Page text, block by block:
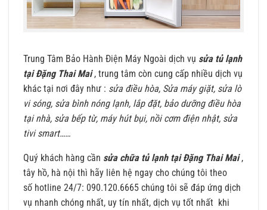
Trung Tâm Bảo Hành Điện Máy Ngoài dịch vụ sửa tủ lạnh
tại Đặng Thai Mai, trung tâm còn cung cấp nhiều dịch vụ
khác tại nơi đây như : sửa điều hòa, Sửa máy giặt, sửa lò
vi sóng, sửa bình nóng lạnh, lắp đặt, bảo dưỡng điều hòa
tại nhà, sửa bếp từ, máy hút bụi, nồi cơm điện nhật, sửa
tivi smart……
Quý khách hàng cần sửa chữa tủ lạnh tại Đặng Thai Mai,
tây hồ, hà nội thì hãy liên hệ ngay cho chúng tôi theo
số hotline 24/7: 090.120.6665 chúng tôi sẽ đáp ứng dịch
vụ nhanh chóng nhất, uy tín nhất, dịch vụ tốt nhất khi